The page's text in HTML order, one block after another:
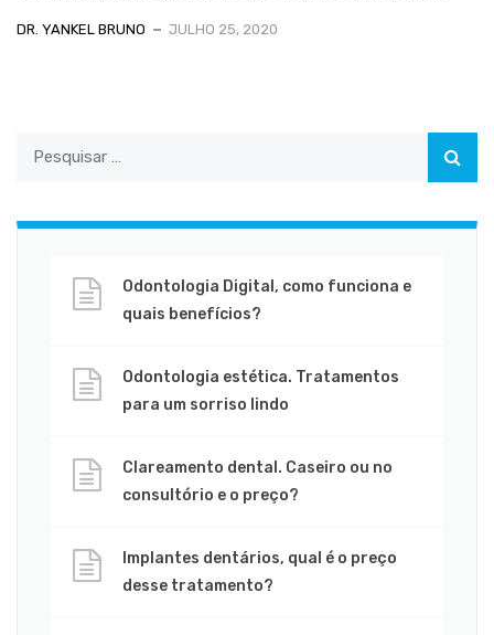
DR. YANKEL BRUNO JULHO 25, 2020
Odontologia Digital, como funciona e
quais benefícios?
Odontologia estética. Tratamentos
para um sorriso lindo
Clareamento dental. Caseiro ou no
consultório e o preço?
Implantes dentários, qual é o preço
desse tratamento?